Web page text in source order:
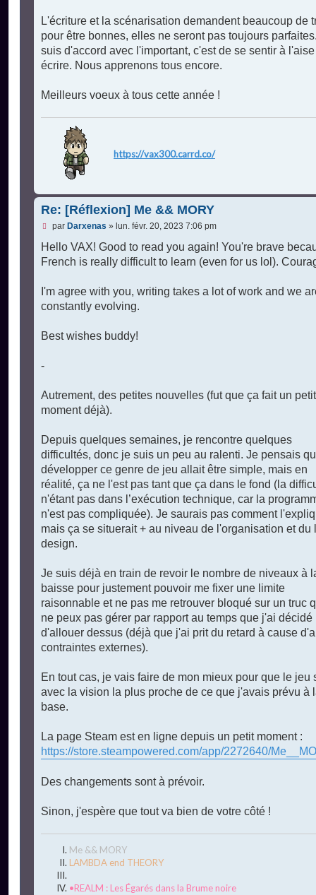
n
l
u
L'écriture et la scénarisation demandent beaucoup de
pour être bonnes, elles ne seront pas toujours
suis d'accord avec l'important, c'est de se sentir à
écrire. Nous apprenons tous encore.
Meilleurs voeux à tous cette année !
https://vax300.carrd.co/
Re: [Réflexion] Me && MORY
M
s
a
n
o
u
par Darxenas » lun. févr. 20, 2023 7:06 pm
Hello VAX! Good to read you again! You're brave
French is really difficult to learn (even for us lol).
I'm agree with you, writing takes a lot of work and we
constantly evolving.
Best wishes buddy!
-
Autrement, des petites nouvelles (fut que ça fait un petit
moment déjà).
Depuis quelques semaines, je rencontre quelques
difficultés, donc je suis un peu au ralenti. Je pensais
développer ce genre de jeu allait être simple, mais en
réalité, ça ne l'est pas tant que ça dans le fond (la
n'étant pas dans l’exécution technique, car la
n'est pas compliquée). Je saurais pas comment
mais ça se situerait + au niveau de l'organisation et du
design.
Je suis déjà en train de revoir le nombre de niveaux à
baisse pour justement pouvoir me fixer une limite
raisonnable et ne pas me retrouver bloqué sur un truc
ne peux pas gérer par rapport au temps que j'ai décidé
d'allouer dessus (déjà que j'ai prit du retard à cause
contraintes externes).
En tout cas, je vais faire de mon mieux pour que le jeu
avec la vision la plus proche de ce que j'avais prévu à
base.
La page Steam est en ligne depuis un petit moment :
https://store.steampowered.com/app/2272640/
Des changements sont à prévoir.
Sinon, j'espère que tout va bien de votre côté !
Me && MORY
LAMBDA end THEORY
•REALM : Les Égarés dans la Brume noire